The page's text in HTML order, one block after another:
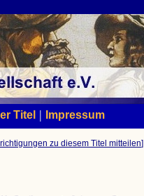
Titel | Impressum
zu diesem Titel mitteilen]